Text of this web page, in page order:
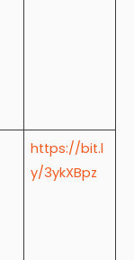
https://bit.l
y/3ykXBpz